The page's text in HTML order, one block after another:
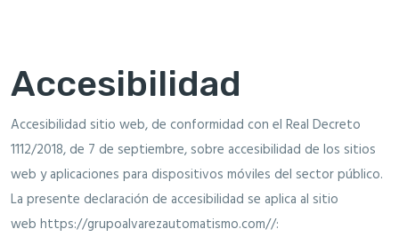
Accesibilidad
Accesibilidad sitio web, de conformidad con el Real Decreto
1112/2018, de 7 de septiembre, sobre accesibilidad de los sitios
web y aplicaciones para dispositivos móviles del sector público.
La presente declaración de accesibilidad se aplica al sitio
web https://grupoalvarezautomatismo.com//: